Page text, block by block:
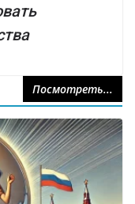
Посмотреть...